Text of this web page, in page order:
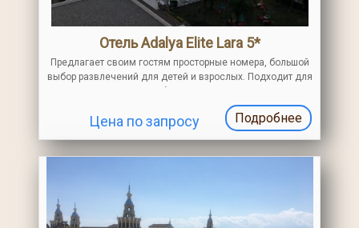
Отель Adalya Elite Lara 5*
Предлагает своим гостям просторные номера, большой
выбор развлечений для детей и взрослых. Подходит для
пляж находится в 100 м от отеля
Цена по запросу Подробнее